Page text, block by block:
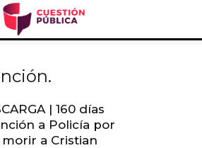
| 160 días
a Policía por
a Cristian